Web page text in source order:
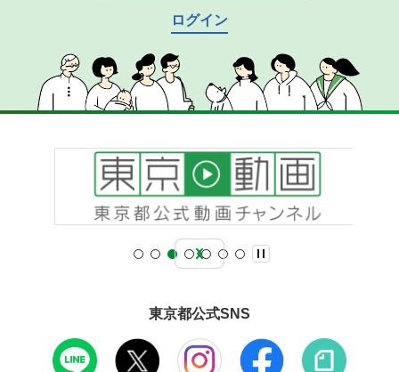
ログイン
東京都公式SNS